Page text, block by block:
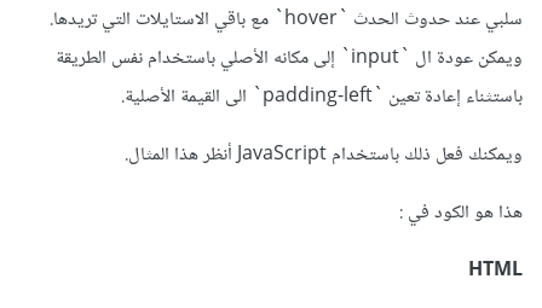
سلبي عند حدوث الحدث `hover` مع باقي الاستايلات التي تريدها.
ويمكن عودة ال `input` إلى مكانه الأصلي باستخدام نفس الطريقة
باستثناء إعادة تعين `padding-left` الى القيمة الأصلية.
ويمكنك فعل ذلك باستخدام JavaScript أنظر هذا المثال.
هذا هو الكود في :
HTML